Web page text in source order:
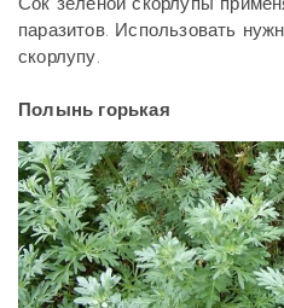
паразитов. Использовать
скорлупу.
Полынь горькая